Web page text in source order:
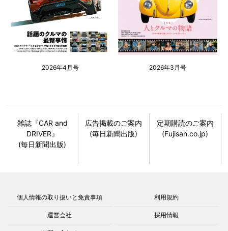
2026年4月号 2026年3月号
雑誌『CAR and
DRIVER』
(毎日新聞出版)
広告掲載のご案内
(毎日新聞出版)
定期購読のご案内
(Fujisan.co.jp)
個人情報の取り扱いと免責事項 利用規約
運営会社 採用情報